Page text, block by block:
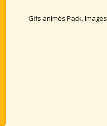
Gifs animés Pack.